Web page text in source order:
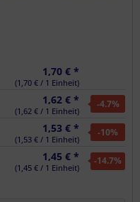
1,70 € *
(1,70 € / 1 Einheit)
1,62 € *
(1,62 € / 1 Einheit)
-4.7%
1,53 € *
(1,53 € / 1 Einheit)
-10%
1,45 € *
(1,45 € / 1 Einheit)
-14.7%